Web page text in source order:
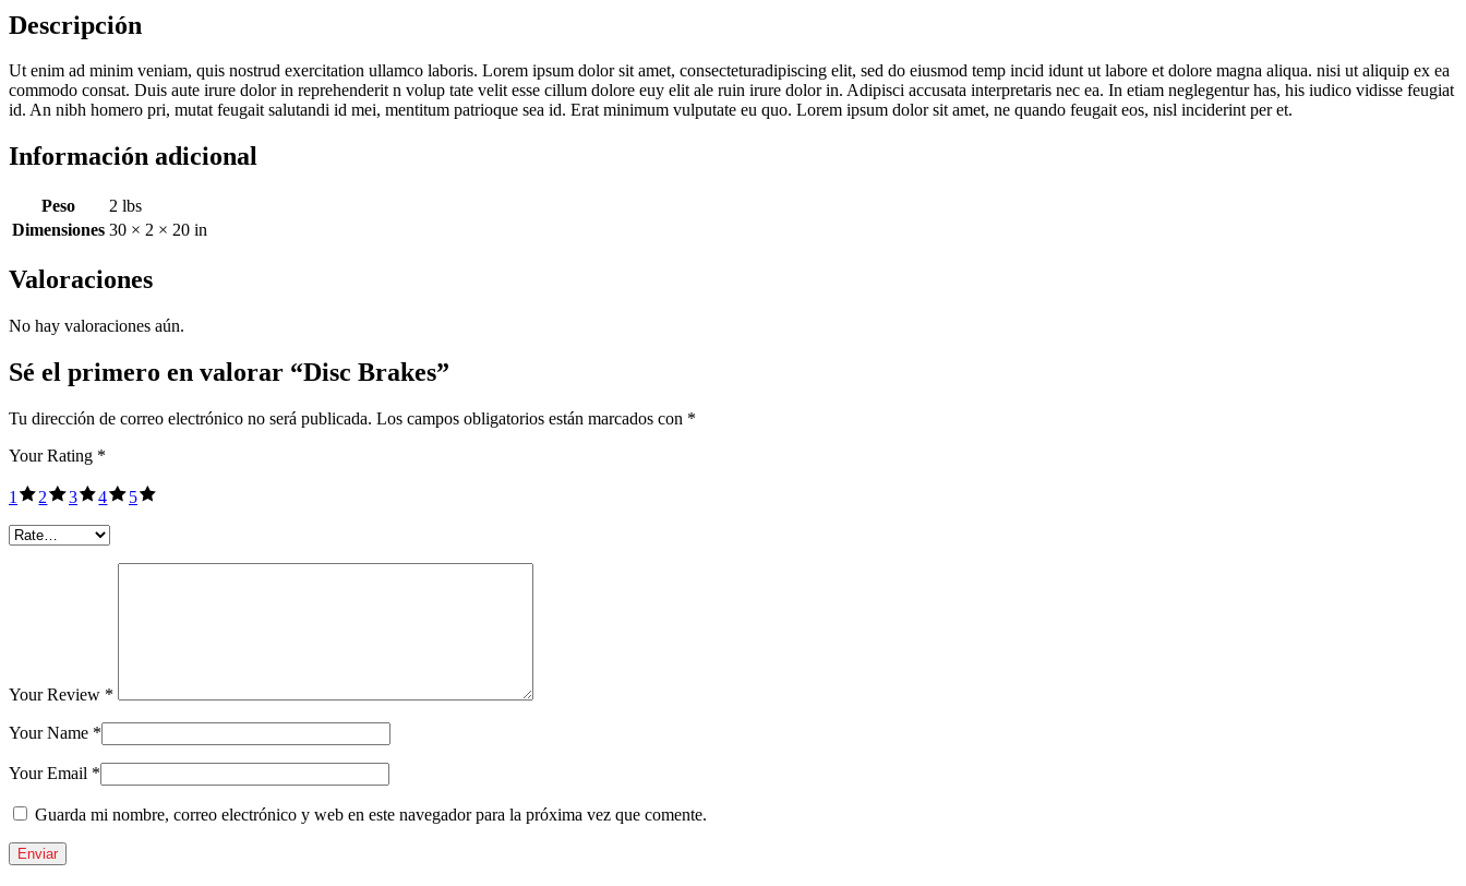
Descripción
Ut enim ad minim veniam, quis nostrud exercitation ullamco laboris. Lorem ipsum dolor sit amet, consecteturadipiscing elit, sed do eiusmod temp incid idunt ut labore et dolore magna aliqua. nisi ut aliquip ex ea
commodo consat. Duis aute irure dolor in reprehenderit n volup tate velit esse cillum dolore euy elit ale ruin irure dolor in. Adipisci accusata interpretaris nec ea. In etiam neglegentur has, his iudico vidisse feugiat
id. An nibh homero pri, mutat feugait salutandi id mei, mentitum patrioque sea id. Erat minimum vulputate eu quo. Lorem ipsum dolor sit amet, ne quando feugait eos, nisl inciderint per et.
Información adicional
Peso
2 lbs
Dimensiones 30 × 2 × 20 in
Valoraciones
No hay valoraciones aún.
Sé el primero en valorar “Disc Brakes”
Tu dirección de correo electrónico no será publicada. Los campos obligatorios están marcados con *
Your Rating *
1 2 3 4 5
Your Review *
Your Name *
Your Email *
Guarda mi nombre, correo electrónico y web en este navegador para la próxima vez que comente.
Enviar